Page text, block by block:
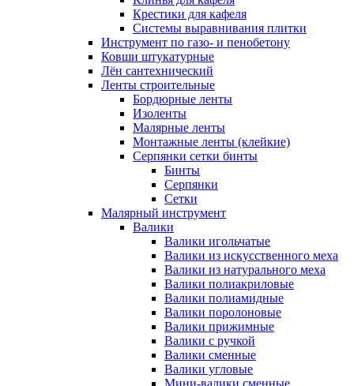
Крестики для кафеля
Системы выравнивания плитки
Инструмент по газо- и пенобетону
Ковши штукатурные
Лён сантехнический
Ленты строительные
Бордюрные ленты
Изоленты
Малярные ленты
Монтажные ленты (клейкие)
Серпянки сетки бинты
Бинты
Серпянки
Сетки
Малярный инструмент
Валики
Валики игольчатые
Валики из искусственного меха
Валики из натурального меха
Валики полиакриловые
Валики полиамидные
Валики поролоновые
Валики прижимные
Валики с ручкой
Валики сменные
Валики угловые
Мини-валики сменные